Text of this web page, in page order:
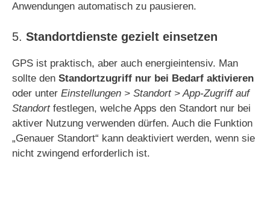
Anwendungen automatisch zu pausieren.
5. Standortdienste gezielt einsetzen
GPS ist praktisch, aber auch energieintensiv. Man
sollte den Standortzugriff nur bei Bedarf aktivieren
oder unter Einstellungen > Standort > App-Zugriff auf
Standortfestlegen, welche Apps den Standort nur bei
aktiver Nutzung verwenden dürfen. Auch die Funktion
„Genauer Standort“ kann deaktiviert werden, wenn sie
nicht zwingend erforderlich ist.